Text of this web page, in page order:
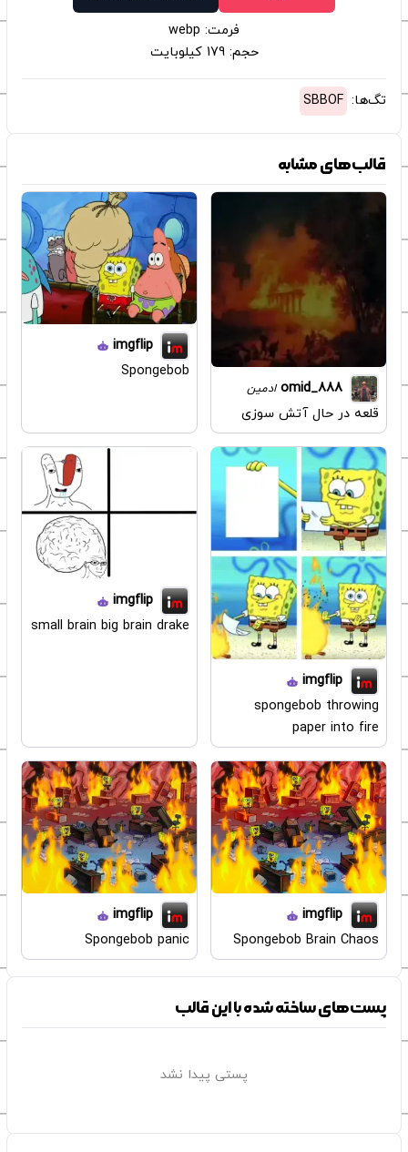
فرمت: webp
حجم: 179 کیلوبایت
تگ‌ها: SBBOF
قالب‌های مشابه
omid_888 ادمین
قلعه در حال آتش سوزی
imgflip
Spongebob
imgflip
spongebob throwing
paper into fire
imgflip
small brain big brain drake
imgflip
Spongebob Brain Chaos
imgflip
Spongebob panic
پست‌های ساخته شده با این قالب
پستی پیدا نشد